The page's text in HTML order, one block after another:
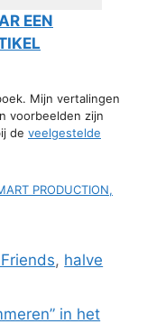
EEN
Mijn vertalingen
voorbeelden zijn
de veelgestelde
PRODUCTION,
, halve
in het